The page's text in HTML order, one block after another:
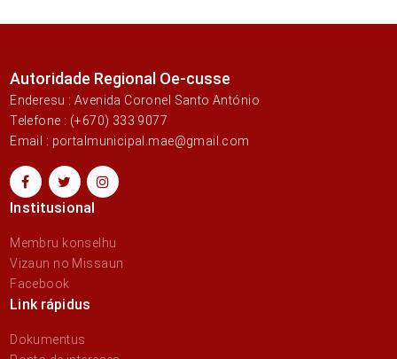
Autoridade Regional Oe-cusse
Enderesu : Avenida Coronel Santo António
Telefone : (+670) 333 9077
Email : portalmunicipal.mae@gmail.com
Institusional
Membru konselhu
Vizaun no Missaun
Facebook
Link rápidus
Dokumentus